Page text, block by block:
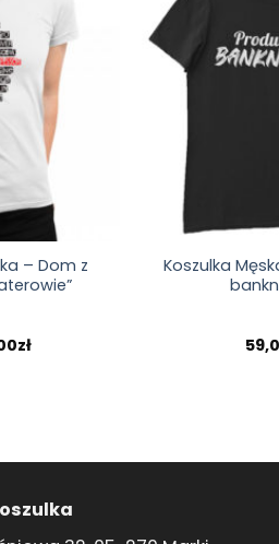
– Dom z
zł
Koszulka